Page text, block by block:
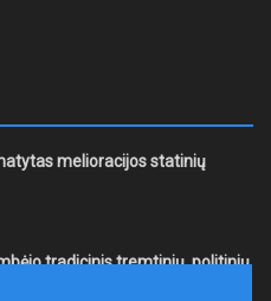
melioracijos statinių
tradicinis tremtinių, politinių